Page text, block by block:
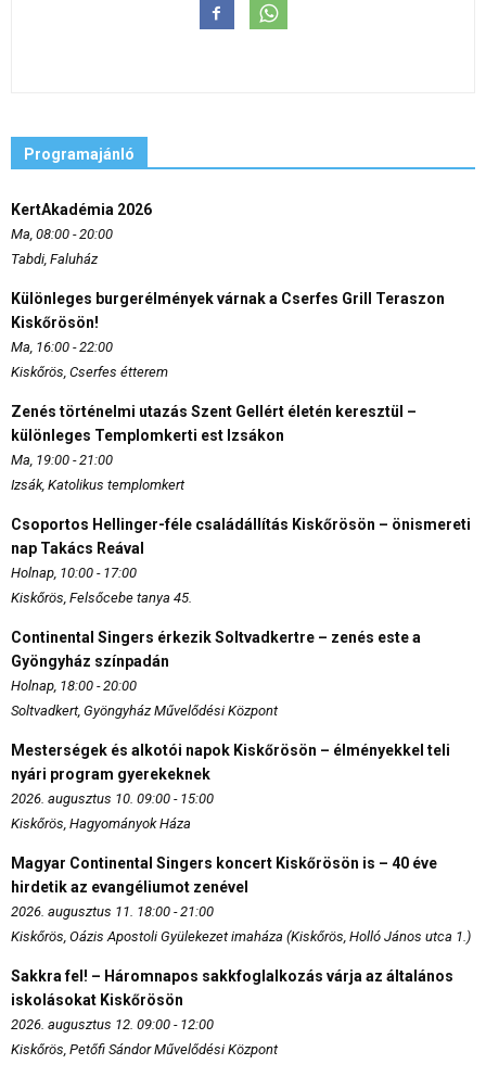
Programajánló
KertAkadémia 2026
Ma, 08:00 - 20:00
Tabdi, Faluház
Különleges burgerélmények várnak a Cserfes Grill Teraszon
Kiskőrösön!
Ma, 16:00 - 22:00
Kiskőrös, Cserfes étterem
Zenés történelmi utazás Szent Gellért életén keresztül –
különleges Templomkerti est Izsákon
Ma, 19:00 - 21:00
Izsák, Katolikus templomkert
Csoportos Hellinger-féle családállítás Kiskőrösön – önismereti
nap Takács Reával
Holnap, 10:00 - 17:00
Kiskőrös, Felsőcebe tanya 45.
Continental Singers érkezik Soltvadkertre – zenés este a
Gyöngyház színpadán
Holnap, 18:00 - 20:00
Soltvadkert, Gyöngyház Művelődési Központ
Mesterségek és alkotói napok Kiskőrösön – élményekkel teli
nyári program gyerekeknek
2026. augusztus 10. 09:00 - 15:00
Kiskőrös, Hagyományok Háza
Magyar Continental Singers koncert Kiskőrösön is – 40 éve
hirdetik az evangéliumot zenével
2026. augusztus 11. 18:00 - 21:00
Kiskőrös, Oázis Apostoli Gyülekezet imaháza (Kiskőrös, Holló János utca 1.)
Sakkra fel! – Háromnapos sakkfoglalkozás várja az általános
iskolásokat Kiskőrösön
2026. augusztus 12. 09:00 - 12:00
Kiskőrös, Petőfi Sándor Művelődési Központ